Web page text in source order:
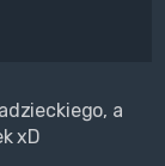
a
xD